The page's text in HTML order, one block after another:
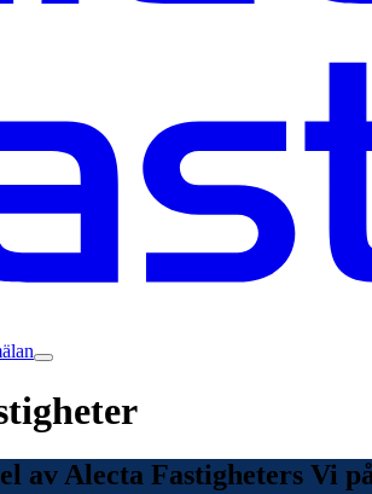
av Alecta Fastigheters Vi